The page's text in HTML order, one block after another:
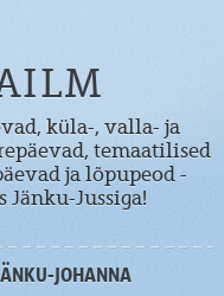
küla-, valla- ja
temaatilised
ja lõpupeod -
Jänku-Jussiga!
JOHANNA